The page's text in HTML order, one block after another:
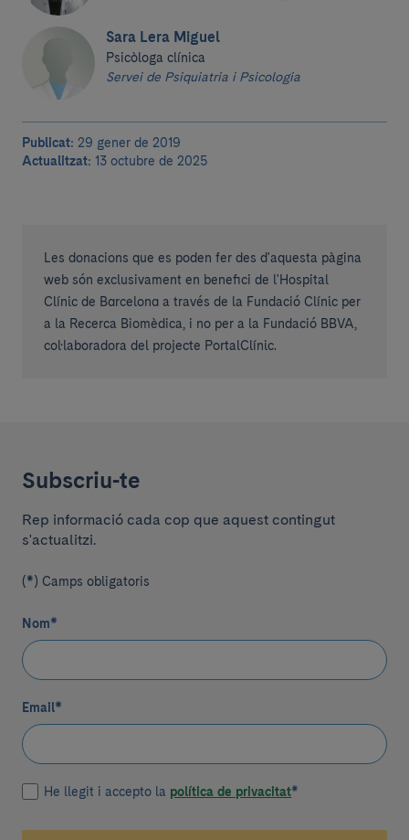
Sara Lera Miguel
Psicòloga clínica
Servei de Psiquiatria i Psicologia
Publicat: 29 gener de 2019
Actualitzat: 13 octubre de 2025
Les donacions que es poden fer des d'aquesta pàgina
web són exclusivament en benefici de l'Hospital
Clínic de Barcelona a través de la Fundació Clínic per
a la Recerca Biomèdica, i no per a la Fundació BBVA,
col·laboradora del projecte PortalClínic.
Subscriu-te
Rep informació cada cop que aquest contingut
s'actualitzi.
(*) Camps obligatoris
Nom*
Email*
He llegit i accepto la política de privacitat*